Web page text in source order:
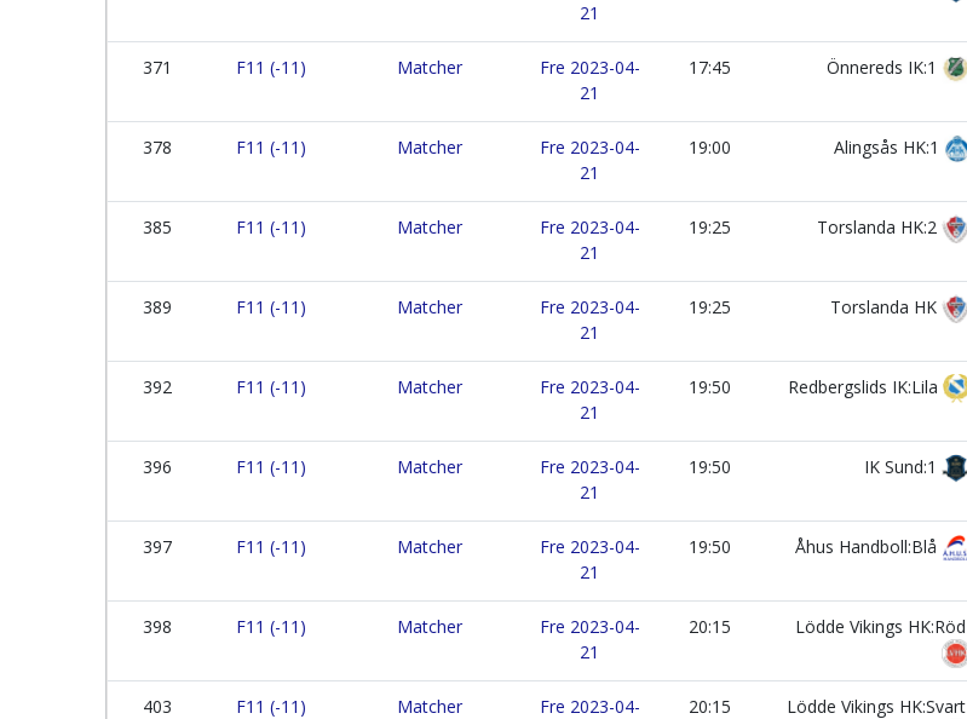
21
371 F11 (-11) Matcher
Fre 2023-04-
21
17:45 Önnereds IK:1
378 F11 (-11) Matcher
Fre 2023-04-
21
19:00 Alingsås HK:1
385 F11 (-11) Matcher
Fre 2023-04-
21
19:25 Torslanda HK:2
389 F11 (-11) Matcher
Fre 2023-04-
21
19:25 Torslanda HK
392 F11 (-11) Matcher
Fre 2023-04-
21
19:50 Redbergslids IK:Lila
396 F11 (-11) Matcher
Fre 2023-04-
21
19:50 IK Sund:1
397 F11 (-11) Matcher
Fre 2023-04-
21
19:50 Åhus Handboll:Blå
398 F11 (-11) Matcher
Fre 2023-04-
21
20:15 Lödde Vikings HK:Röd
403 F11 (-11) Matcher
Fre 2023-04-
20:15 Lödde Vikings HK:Svart